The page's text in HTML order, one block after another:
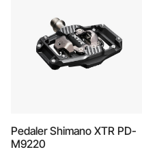
Pedaler Shimano XTR PD-
M9220